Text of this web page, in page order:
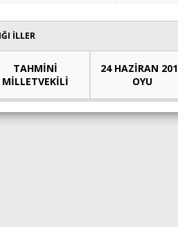
İLLER
TAHMİNİ
MİLLETVEKİLİ
24 HAZİRAN
OYU